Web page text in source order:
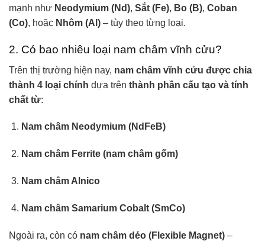
mạnh như Neodymium (Nd), Sắt (Fe), Bo (B), Coban
(Co), hoặc Nhôm (Al) – tùy theo từng loại.
2. Có bao nhiêu loại nam châm vĩnh cửu?
Trên thị trường hiện nay, nam châm vĩnh cửu được chia
thành 4 loại chính dựa trên thành phần cấu tạo và tính
chất từ:
Nam châm Neodymium (NdFeB)
Nam châm Ferrite (nam châm gốm)
Nam châm Alnico
Nam châm Samarium Cobalt (SmCo)
Ngoài ra, còn có nam châm dẻo (Flexible Magnet) –